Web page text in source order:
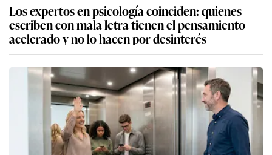
Los expertos en psicología coinciden: quienes
escriben con mala letra tienen el pensamiento
acelerado y no lo hacen por desinterés